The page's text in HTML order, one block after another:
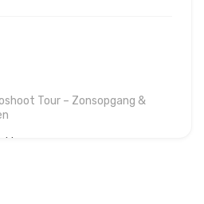
Tour – Zonsopgang &